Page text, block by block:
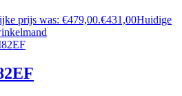
prijs was: €479,00.€431,00Huidige